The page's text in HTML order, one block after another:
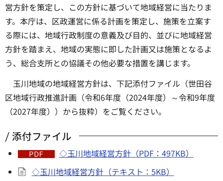
営方針を策定し、この方針に基づいて地域経営に当たりま
す。本庁は、区政運営に係る計画を策定し、施策を立案す
る際には、地域行政制度の意義及び目的、並びに地域経営
方針を踏まえ、地域の実態に即した計画又は施策となるよ
う、総合支所との協議その他必要な措置を講じます。
玉川地域の地域経営方針は、下記添付ファイル（世田谷
区地域行政推進計画（令和6年度（2024年度）～令和9年度
（2027年度））から抜粋）をご覧ください。
添付ファイル
◇玉川地域経営方針（PDF：497KB）
◇玉川地域経営方針（テキスト：5KB）